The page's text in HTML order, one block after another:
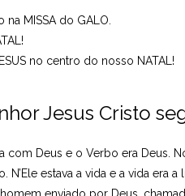
MISSA do GALO.
no centro do nosso NATAL!
Jesus Cristo
Deus e o Verbo era Deus.
N’Ele estava a vida e a vida era